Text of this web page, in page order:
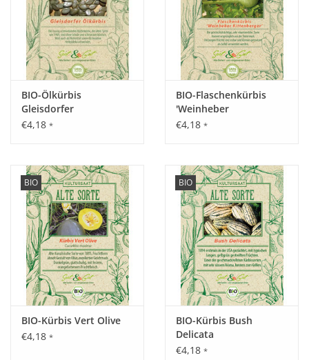
BIO-Ölkürbis
Gleisdorfer
€4,18 *
BIO-Flaschenkürbis
'Weinheber
Kittenberger'
€4,18 *
BIO
BIO-Kürbis Vert Olive
€4,18 *
BIO
BIO-Kürbis Bush
Delicata
€4,18 *